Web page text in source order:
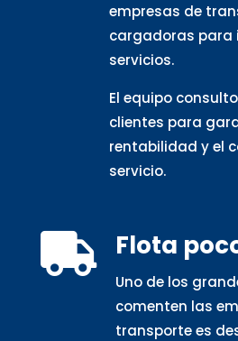
empresas de
cargadoras para
servicios.
El equipo
clientes para
rentabilidad y el
servicio.
 Flota
Uno de los
comenten las
transporte es